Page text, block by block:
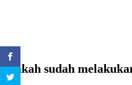
Lolos Seleksi
Apakah sudah